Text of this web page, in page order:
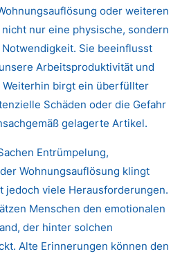
oder weiteren
nur eine physische, sondern
Sie beeinflusst
Arbeitsproduktivität und
birgt ein überfüllter
Schäden oder die Gefahr
gelagerte Artikel.
Entrümpelung,
Wohnungsauflösung klingt
jedoch viele Herausforderungen.
Menschen den emotionalen
der hinter solchen
Alte Erinnerungen können den